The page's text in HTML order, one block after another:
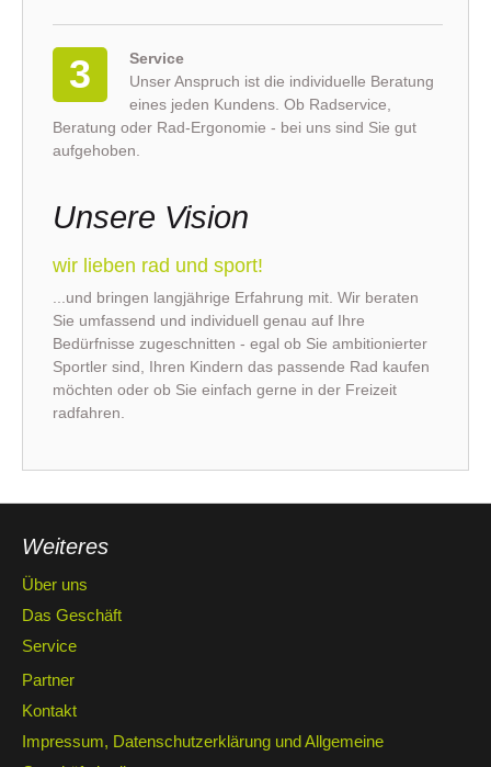
3
Service
Unser Anspruch ist die individuelle Beratung
eines jeden Kundens. Ob Radservice,
Beratung oder Rad-Ergonomie - bei uns sind Sie gut
aufgehoben.
Unsere Vision
wir lieben rad und sport!
...und bringen langjährige Erfahrung mit. Wir beraten
Sie umfassend und individuell genau auf Ihre
Bedürfnisse zugeschnitten - egal ob Sie ambitionierter
Sportler sind, Ihren Kindern das passende Rad kaufen
möchten oder ob Sie einfach gerne in der Freizeit
radfahren.
Weiteres
Über uns
Das Geschäft
Service
Partner
Kontakt
Impressum, Datenschutzerklärung und Allgemeine